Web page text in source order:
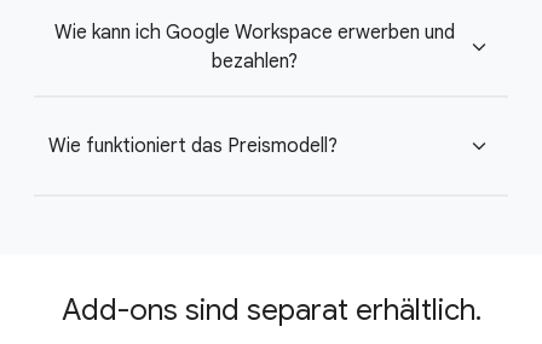
Wie kann ich Google Workspace erwerben und
bezahlen?
expand_more
Wie funktioniert das Preismodell? expand_more
Add-ons sind separat erhältlich.